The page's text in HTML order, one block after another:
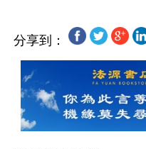
分享到：